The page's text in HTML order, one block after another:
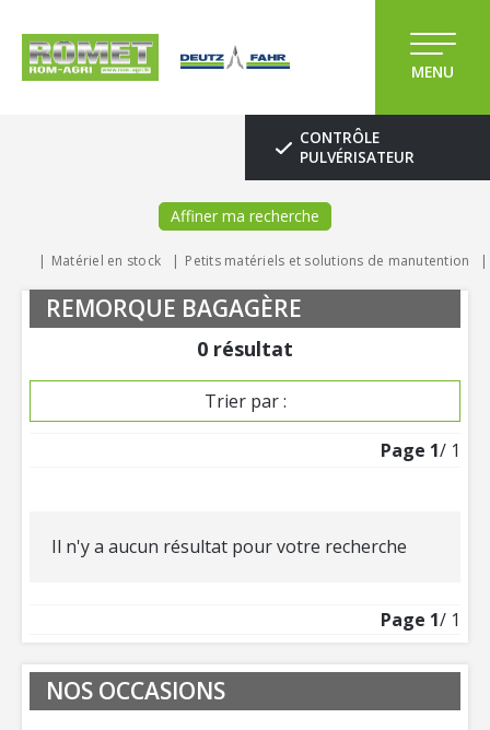
MENU
CONTRÔLE
PULVÉRISATEUR
Affiner ma recherche
Matériel en stock Petits matériels et solutions de manutention
REMORQUE BAGAGÈRE
0 résultat
Trier par :
Page 1/ 1
Il n'y a aucun résultat pour votre recherche
Page 1/ 1
NOS OCCASIONS